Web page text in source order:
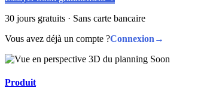
30 jours gratuits · Sans carte bancaire
Vous avez déjà un compte ?Connexion →
Produit